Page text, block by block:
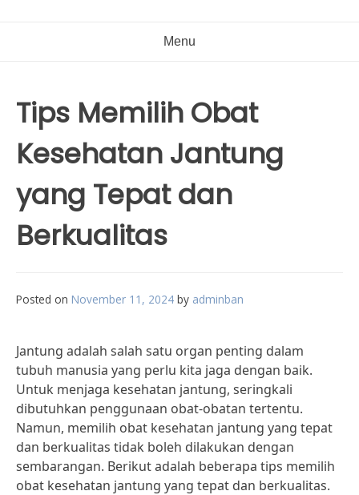
Menu
Tips Memilih Obat
Kesehatan Jantung
yang Tepat dan
Berkualitas
Posted on November 11, 2024 by adminban
Jantung adalah salah satu organ penting dalam
tubuh manusia yang perlu kita jaga dengan baik.
Untuk menjaga kesehatan jantung, seringkali
dibutuhkan penggunaan obat-obatan tertentu.
Namun, memilih obat kesehatan jantung yang tepat
dan berkualitas tidak boleh dilakukan dengan
sembarangan. Berikut adalah beberapa tips memilih
obat kesehatan jantung yang tepat dan berkualitas.